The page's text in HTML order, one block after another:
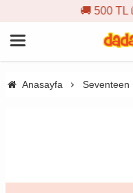
🚚 500 TL üzeri kargo
Anasayfa Seventeen